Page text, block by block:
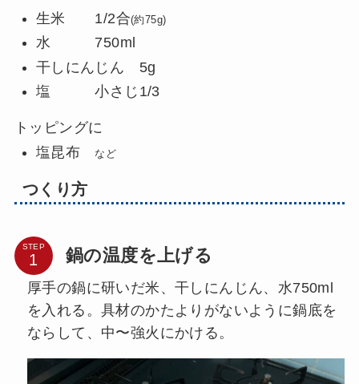
生米 1/2合(約75g)
水 750ml
干しにんじん 5g
塩 小さじ1/3
トッピングに
塩昆布
など
つくり方
STEP 鍋の温度を上げる
厚手の鍋に研いだ米、干しにんじん、水750ml
を入れる。具材のかたよりがないように鍋底を
ならして、中〜強火にかける。